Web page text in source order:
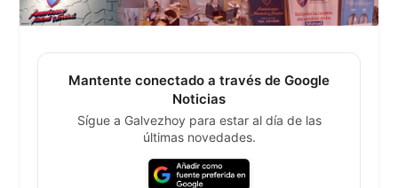
Mantente conectado a través de Google
Noticias
Sígue a Galvezhoy para estar al día de las
últimas novedades.